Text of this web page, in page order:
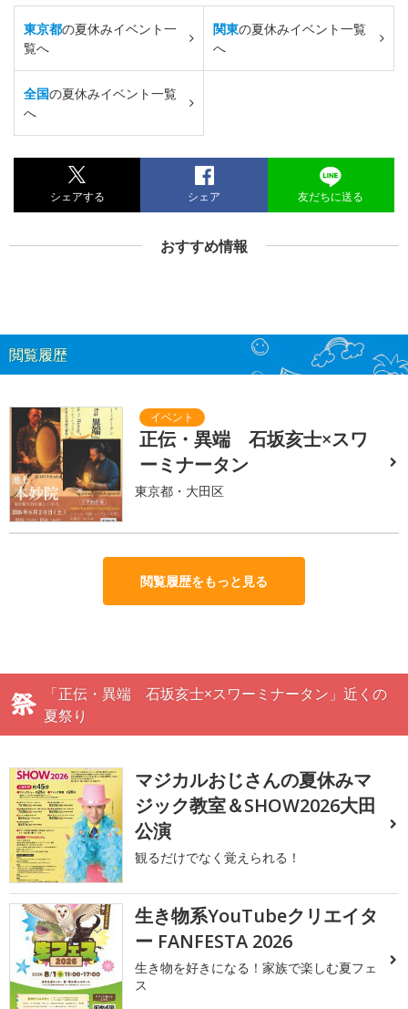
東京都の夏休みイベント一
覧へ
関東の夏休みイベント一覧
へ
全国の夏休みイベント一覧
へ
シェアする シェア 友だちに送る
おすすめ情報
閲覧履歴
正伝・異端 石坂亥士×スワ
ーミナータン
東京都・大田区
閲覧履歴をもっと見る
「正伝・異端 石坂亥士×スワーミナータン」近くの
夏祭り
マジカルおじさんの夏休みマ
ジック教室＆SHOW2026大田
公演
観るだけでなく覚えられる！
生き物系YouTubeクリエイタ
ー FANFESTA 2026
生き物を好きになる！家族で楽しむ夏フェ
ス